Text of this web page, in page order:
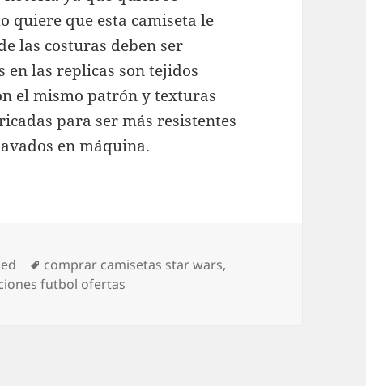
quiere que esta camiseta le
las costuras deben ser
en las replicas son tejidos
el mismo patrón y texturas
para ser más resistentes
en máquina.
Etiquetas
comprar camisetas star wars,
futbol ofertas